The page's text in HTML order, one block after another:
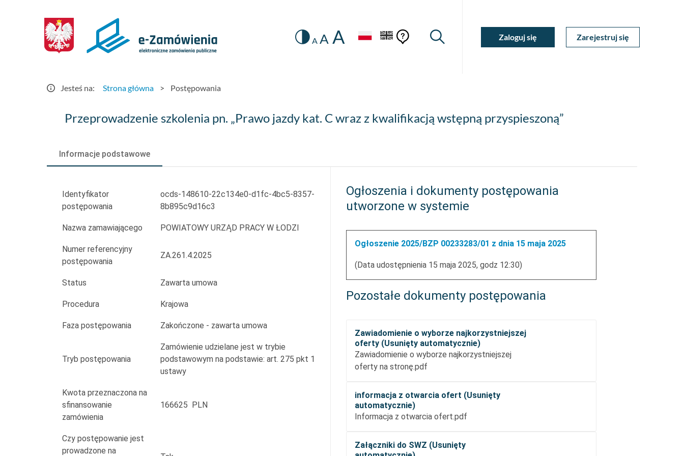
Postępowania
HEADER.SETTINGS_SR
Zmiana
A A A
Pomoc
PomocWyszukiwarka
MojeZaloguj się Zarejestruj się
Jesteś na: Strona główna > Postępowania
Przeprowadzenie
pn.
„Prawo
jazdy
kat.
wraz
przyspieszoną”
Przeprowadzenie szkolenia pn. „Prawo jazdy kat. C wraz z kwalifikacją wstępną przyspieszoną”
Informacje podstawowe
Identyfikator
postępowania
ocds-148610-22c134e0-d1fc-4bc5-8357-
8b895c9d16c3
Nazwa zamawiającego POWIATOWY URZĄD PRACY W ŁODZI
Numer referencyjny
postępowania
ZA.261.4.2025
Status Zawarta umowa
Procedura Krajowa
Faza postępowania Zakończone - zawarta umowa
Tryb postępowania
Zamówienie udzielane jest w trybie
podstawowym na podstawie: art. 275 pkt 1
ustawy
Kwota przeznaczona na
sfinansowanie
zamówienia
166625 PLN
Czy postępowanie jest
prowadzone na
Ogłoszenia i dokumenty postępowania
utworzone w systemie
Ogłoszenie 2025/BZP 00233283/01 z dnia 15 maja 2025
(Data udostępnienia 15 maja 2025, godz 12:30)
Pozostałe dokumenty postępowania
Zawiadomienie o wyborze najkorzystniejszej
oferty (Usunięty automatycznie)
Zawiadomienie o wyborze najkorzystniejszej
oferty na stronę.pdf
informacja z otwarcia ofert (Usunięty
automatycznie)
Informacja z otwarcia ofert.pdf
Załączniki do SWZ (Usunięty